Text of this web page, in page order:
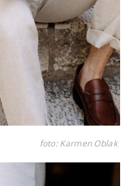
foto: Karmen Oblak